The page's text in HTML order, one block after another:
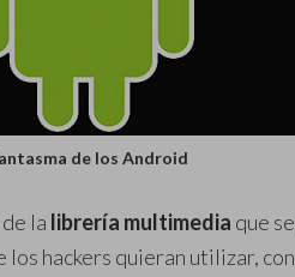
de los Android
la librería multimedia que
hackers quieran utilizar,